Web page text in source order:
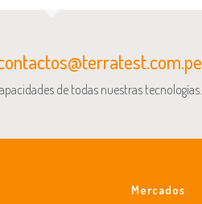
de todas nuestras tecnologías.
Mercados